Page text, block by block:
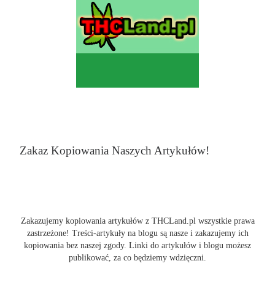
Zakaz Kopiowania Naszych Artykułów!
Zakazujemy kopiowania artykułów z THCLand.pl wszystkie prawa
zastrzeżone! Treści-artykuły na blogu są nasze i zakazujemy ich
kopiowania bez naszej zgody. Linki do artykułów i blogu możesz
publikować, za co będziemy wdzięczni.